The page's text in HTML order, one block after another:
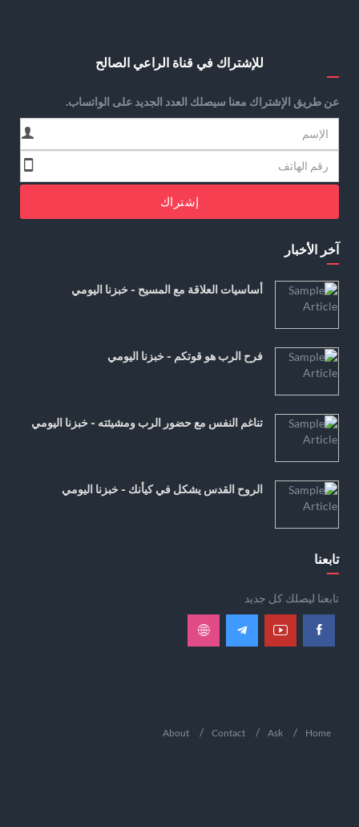
للإشتراك في قناة الراعي الصالح
عن طريق الإشتراك معنا سيصلك العدد الجديد على الواتساب.
إشتراك
آخر الأخبار
أساسيات العلاقة مع المسيح - خبزنا اليومي
فرح الرب هو قوتكم - خبزنا اليومي
تناغم النفس مع حضور الرب ومشيئته - خبزنا اليومي
الروح القدس يشكل في كيأنك - خبزنا اليومي
تابعنا
تابعنا ليصلك كل جديد
Home
Ask
Contact
About